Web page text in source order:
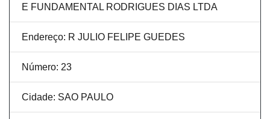
E FUNDAMENTAL RODRIGUES DIAS LTDA
Endereço: R JULIO FELIPE GUEDES
Número: 23
Cidade: SAO PAULO